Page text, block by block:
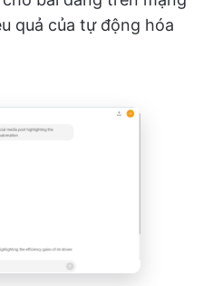
quả của tự động hóa